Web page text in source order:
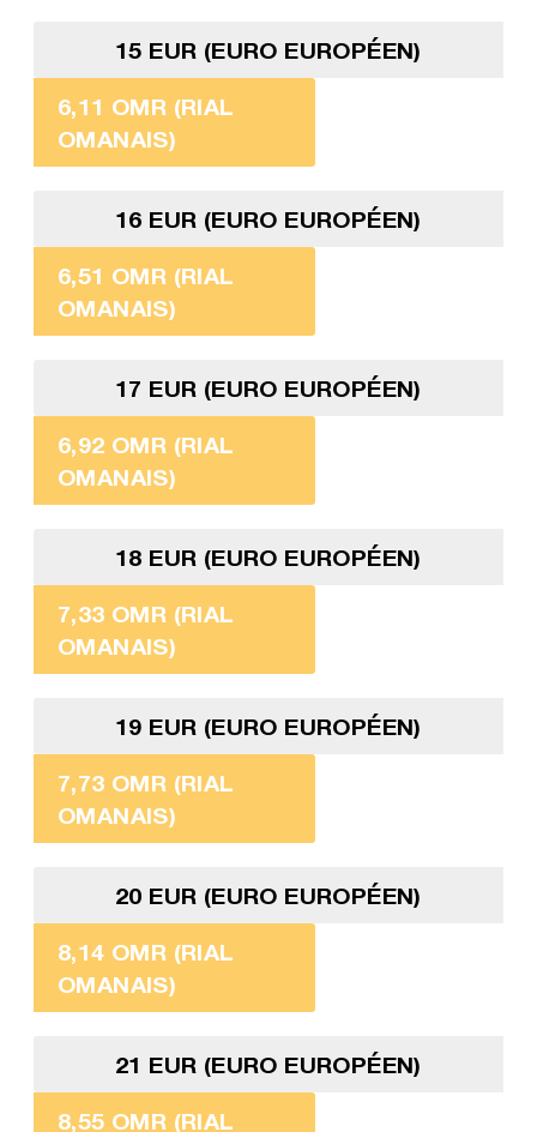
15 EUR (EURO EUROPÉEN)
6,11 OMR (RIAL
OMANAIS)
16 EUR (EURO EUROPÉEN)
6,51 OMR (RIAL
OMANAIS)
17 EUR (EURO EUROPÉEN)
6,92 OMR (RIAL
OMANAIS)
18 EUR (EURO EUROPÉEN)
7,33 OMR (RIAL
OMANAIS)
19 EUR (EURO EUROPÉEN)
7,73 OMR (RIAL
OMANAIS)
20 EUR (EURO EUROPÉEN)
8,14 OMR (RIAL
OMANAIS)
21 EUR (EURO EUROPÉEN)
8,55 OMR (RIAL